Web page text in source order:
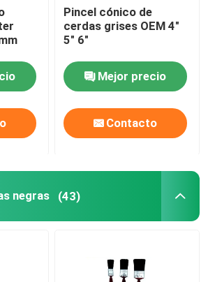
de microfibra
no tejida
Pincel cónico de
cerdas grises OEM 4"
5" 6"
Mejor precio
Contacto
negras (43)